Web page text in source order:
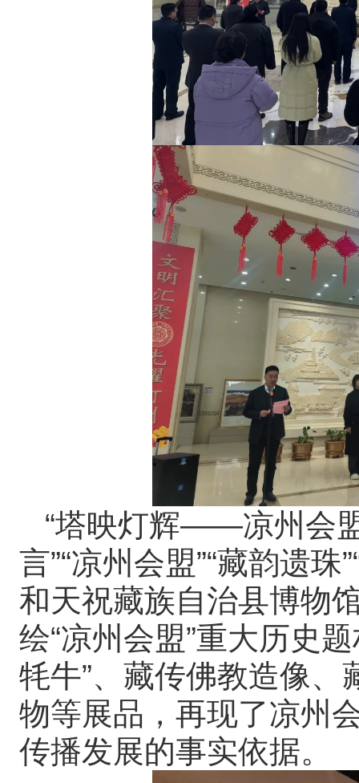
“塔映灯辉——凉州会
言”“凉州会盟”“藏韵遗
和天祝藏族自治县博物
绘“凉州会盟”重大历史
牦牛”、藏传佛教造像
物等展品，再现了凉州
传播发展的事实依据。